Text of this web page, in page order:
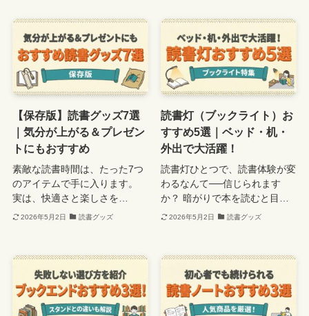
【保存版】読書グッズ7選
｜気分が上がる＆プレゼン
トにもおすすめ
素敵な読書時間は、たった7つ
のアイテムで手に入ります。
実は、快適さと楽しさを…
2026年5月2日 読書グッズ
読書灯（ブックライト）お
すすめ5選｜ベッド・机・
外出で大活躍！
読書灯ひとつで、読書体験が変
わるなんて──信じられます
か？ 暗がりで本を読むと目…
2026年5月2日 読書グッズ